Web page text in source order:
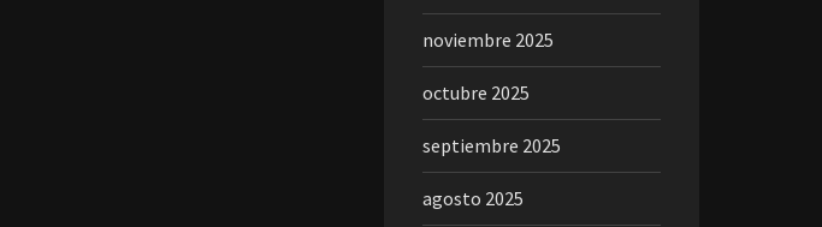
noviembre 2025
octubre 2025
septiembre 2025
agosto 2025